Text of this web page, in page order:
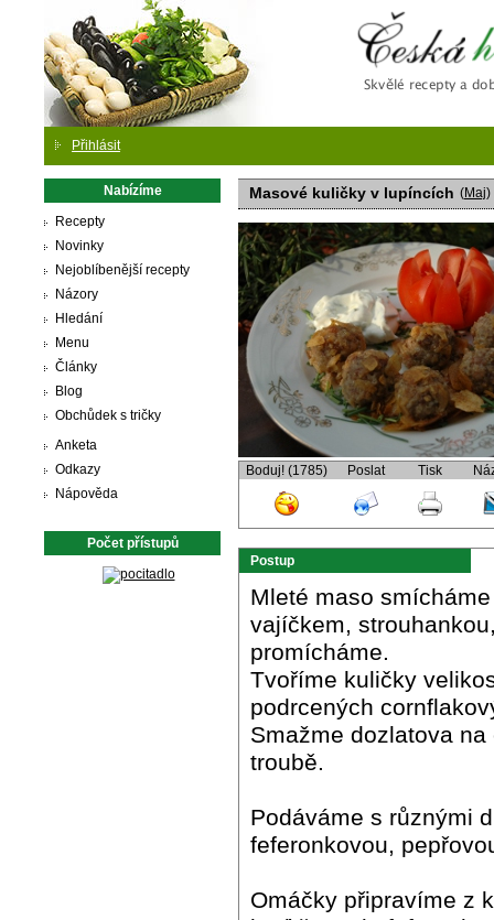
Přihlásit
Nabízíme
Recepty
Novinky
Nejoblíbenější recepty
Názory
Hledání
Menu
Články
Blog
Obchůdek s tričky
Anketa
Odkazy
Nápověda
Počet přístupů
Masové kuličky v lupíncích (Maj)
Boduj! (1785) Poslat Tisk
Postup
Mleté maso
vajíčkem,
promícháme.
Tvoříme kuličky
podrcených
Smažme dozlatova
troubě.
Podáváme s různými
feferonkovou,
Omáčky připravíme z